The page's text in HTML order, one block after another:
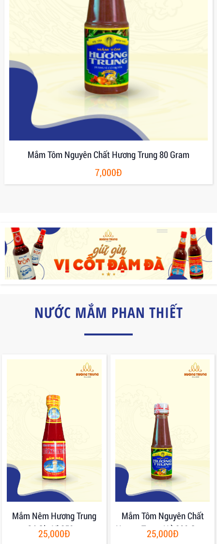
Mắm Ruốc Có Gia Vị Hủ Thủy Tinh 400g
45,000Đ
NƯỚC MẮM PHAN THIẾT
Mắm Nêm Hương Trung
Có Gia Vị 250gr
25,000Đ
Mắm Tôm Nguyên Chất
Hương Trung Hủ 200 Gram
25,000Đ